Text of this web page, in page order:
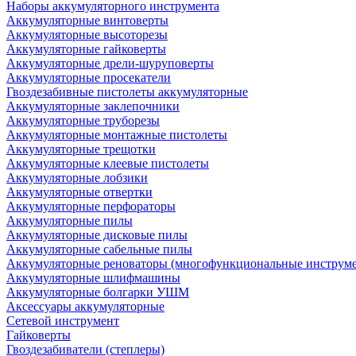
Наборы аккумуляторного инструмента
Аккумуляторные винтоверты
Аккумуляторные высоторезы
Аккумуляторные гайковерты
Аккумуляторные дрели-шуруповерты
Аккумуляторные просекатели
Гвоздезабивные пистолеты аккумуляторные
Аккумуляторные заклепочники
Аккумуляторные труборезы
Аккумуляторные монтажные пистолеты
Аккумуляторные трещотки
Аккумуляторные клеевые пистолеты
Аккумуляторные лобзики
Аккумуляторные отвертки
Аккумуляторные перфораторы
Аккумуляторные пилы
Аккумуляторные дисковые пилы
Аккумуляторные сабельные пилы
Аккумуляторные реноваторы (многофункциональные
Аккумуляторные шлифмашины
Аккумуляторные болгарки УШМ
Аксессуары аккумуляторные
Сетевой инструмент
Гайковерты
Гвоздезабиватели (степлеры)